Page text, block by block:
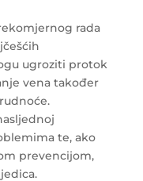
rada
ugroziti protok
vena također
te, ako
prevencijom,